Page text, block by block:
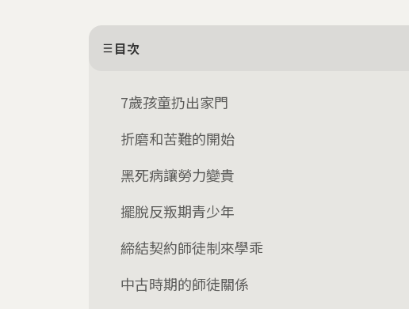
目次
7歲孩童扔出家門
折磨和苦難的開始
黑死病讓勞力變貴
擺脫反叛期青少年
締結契約師徒制來學乖
中古時期的師徒關係